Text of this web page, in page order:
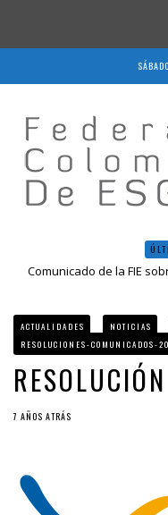
Comunicado de la FIE
Resultados LIVE IV
Epee Grand
ACTUALIDADES NOTICIAS
RESOLUCIONES-COMUNICADOS-
7 AÑOS ATRÁS